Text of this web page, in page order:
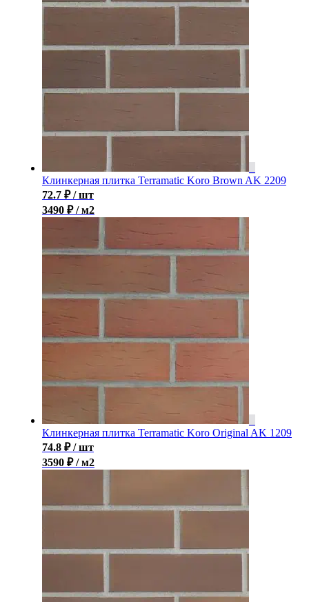
Клинкерная плитка Terramatic Koro Brown AK 2209
72.7 ₽ / шт
3490 ₽ / м2
Клинкерная плитка Terramatic Koro Original AK 1209
74.8 ₽ / шт
3590 ₽ / м2